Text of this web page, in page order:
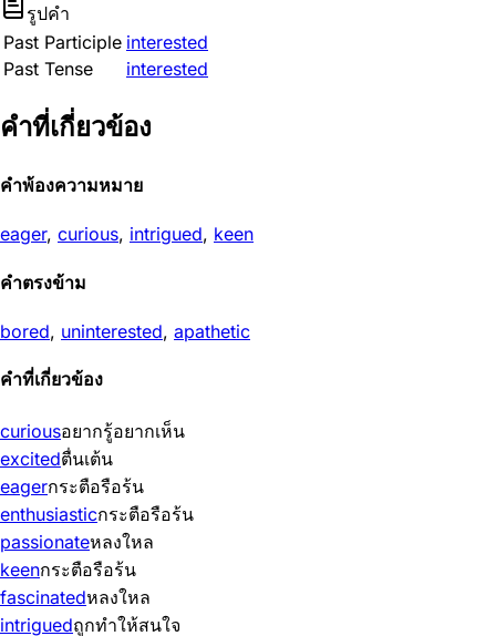
รูปคำ
Past Participle interested
Past Tense
interested
คำที่เกี่ยวข้อง
คำพ้องความหมาย
eager, curious, intrigued, keen
คำตรงข้าม
bored, uninterested, apathetic
คำที่เกี่ยวข้อง
curiousอยากรู้อยากเห็น
excitedตื่นเต้น
eagerกระตือรือร้น
enthusiasticกระตือรือร้น
passionateหลงใหล
keenกระตือรือร้น
fascinatedหลงใหล
intriguedถูกทำให้สนใจ